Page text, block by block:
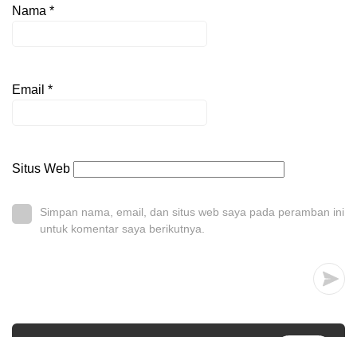
Nama *
Email *
Situs Web
Simpan nama, email, dan situs web saya pada peramban ini
untuk komentar saya berikutnya.